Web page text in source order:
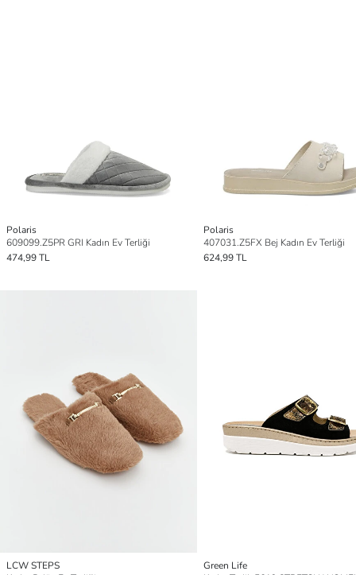
Polaris
609099.Z5PR GRI Kadın Ev Terliği
474,99 TL
Polaris
407031.Z5FX Bej Kadın Ev Terliği
624,99 TL
LCW STEPS
Green Life